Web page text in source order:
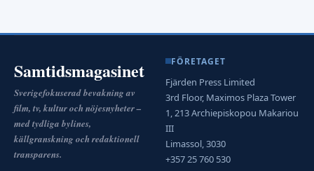
Samtidsmagasinet
Sverigefokuserad bevakning av
film, tv, kultur och nöjesnyheter –
med tydliga bylines,
källgranskning och redaktionell
transparens.
FÖRETAGET
Fjärden Press Limited
3rd Floor, Maximos Plaza Tower
1, 213 Archiepiskopou Makariou
III
Limassol, 3030
+357 25 760 530